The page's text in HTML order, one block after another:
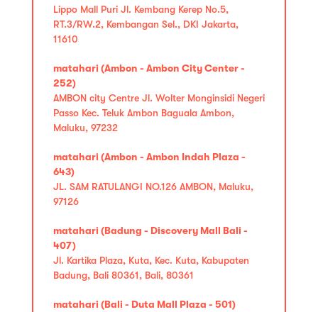
Lippo Mall Puri Jl. Kembang Kerep No.5,
RT.3/RW.2, Kembangan Sel., DKI Jakarta,
11610
matahari (Ambon - Ambon City Center -
252)
AMBON city Centre Jl. Wolter Monginsidi Negeri
Passo Kec. Teluk Ambon Baguala Ambon,
Maluku, 97232
matahari (Ambon - Ambon Indah Plaza -
643)
JL. SAM RATULANGI NO.126 AMBON, Maluku,
97126
matahari (Badung - Discovery Mall Bali -
407)
Jl. Kartika Plaza, Kuta, Kec. Kuta, Kabupaten
Badung, Bali 80361, Bali, 80361
matahari (Bali - Duta Mall Plaza - 501)